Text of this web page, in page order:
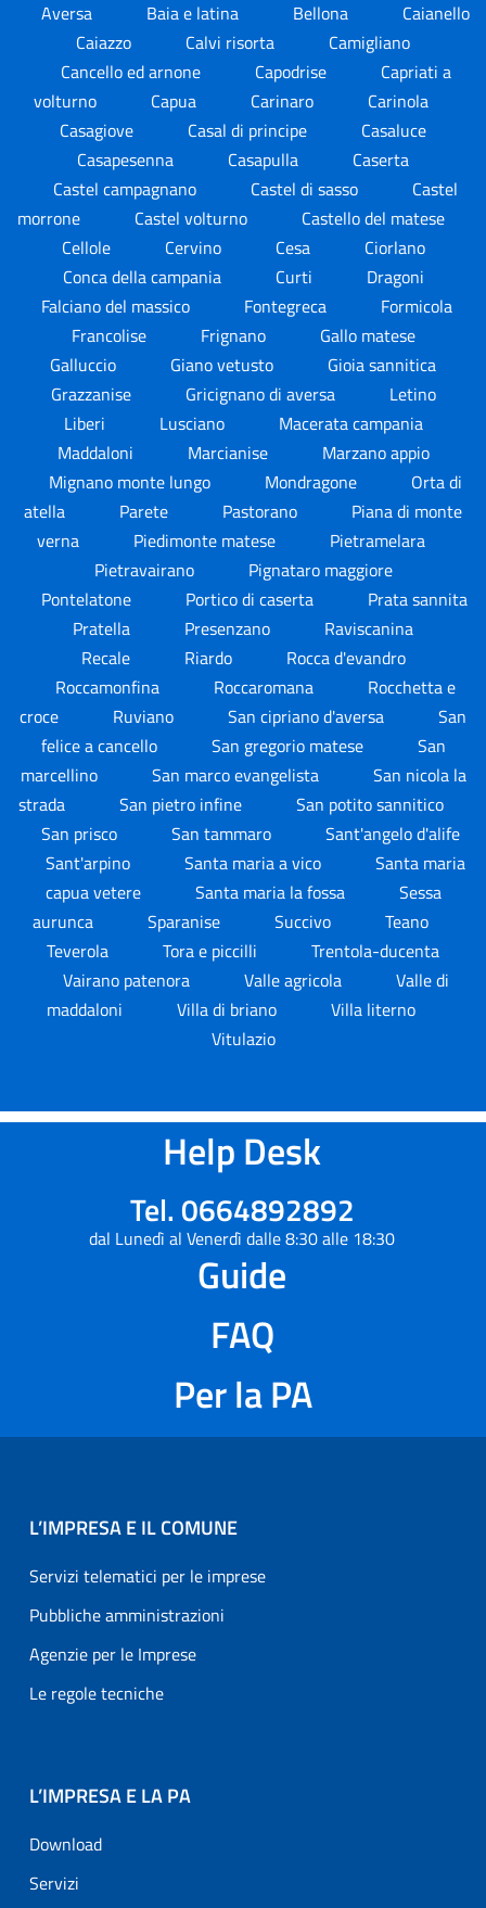
Aversa
Baia e latina Bellona
Caianello
Caiazzo
Calvi risorta
Camigliano
Cancello ed arnone
Capodrise
Capriati a
volturno
Capua Carinaro
Carinola
Casagiove
Casal di principe
Casaluce
Casapesenna
Casapulla
Caserta
Castel campagnano
Castel di sasso
Castel
morrone
Castel volturno
Castello del matese
Cellole
Cervino Cesa
Ciorlano
Conca della campania
Curti
Dragoni
Falciano del massico
Fontegreca
Formicola
Francolise
Frignano
Gallo matese
Galluccio
Giano vetusto
Gioia sannitica
Grazzanise
Gricignano di aversa
Letino
Liberi
Lusciano
Macerata campania
Maddaloni
Marcianise
Marzano appio
Mignano monte lungo
Mondragone
Orta di
atella
Parete Pastorano
Piana di monte
verna
Piedimonte matese
Pietramelara
Pietravairano
Pignataro maggiore
Pontelatone
Portico di caserta
Prata sannita
Pratella
Presenzano
Raviscanina
Recale
Riardo
Rocca d'evandro
Roccamonfina
Roccaromana
Rocchetta e
croce
Ruviano San cipriano d'aversa
San
felice a cancello
San gregorio matese
San
marcellino
San marco evangelista
San nicola la
strada
San pietro infine
San potito sannitico
San prisco
San tammaro
Sant'angelo d'alife
Sant'arpino
Santa maria a vico
Santa maria
capua vetere
Santa maria la fossa
Sessa
aurunca
Sparanise Succivo
Teano
Teverola
Tora e piccilli
Trentola-ducenta
Vairano patenora
Valle agricola
Valle di
maddaloni
Villa di briano
Villa literno
Vitulazio
Help Desk
Tel. 0664892892
dal Lunedì al Venerdì dalle 8:30 alle 18:30
Guide
FAQ
Per la PA
L’IMPRESA E IL COMUNE
Servizi telematici per le imprese
Pubbliche amministrazioni
Agenzie per le Imprese
Le regole tecniche
L’IMPRESA E LA PA
Download
Servizi